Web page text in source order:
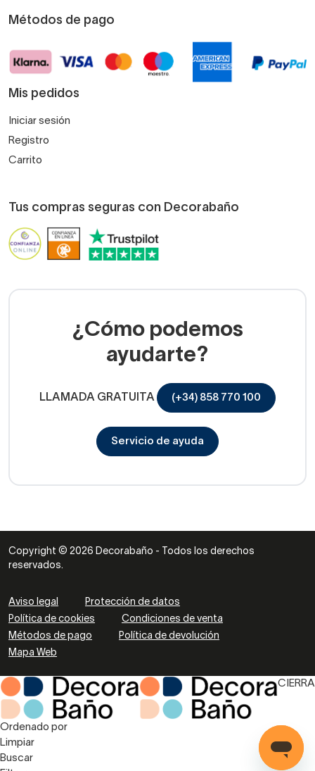
Métodos de pago
Mis pedidos
Iniciar sesión
Registro
Carrito
Tus compras seguras con Decorabaño
¿Cómo podemos
ayudarte?
LLAMADA GRATUITA (+34) 858 770 100
Servicio de ayuda
Copyright © 2026 Decorabaño - Todos los derechos
reservados.
Aviso legal
Protección de datos
Política de cookies
Condiciones de venta
Métodos de pago
Política de devolución
Mapa Web
CIERRA
Ordenado por
Limpiar
Buscar